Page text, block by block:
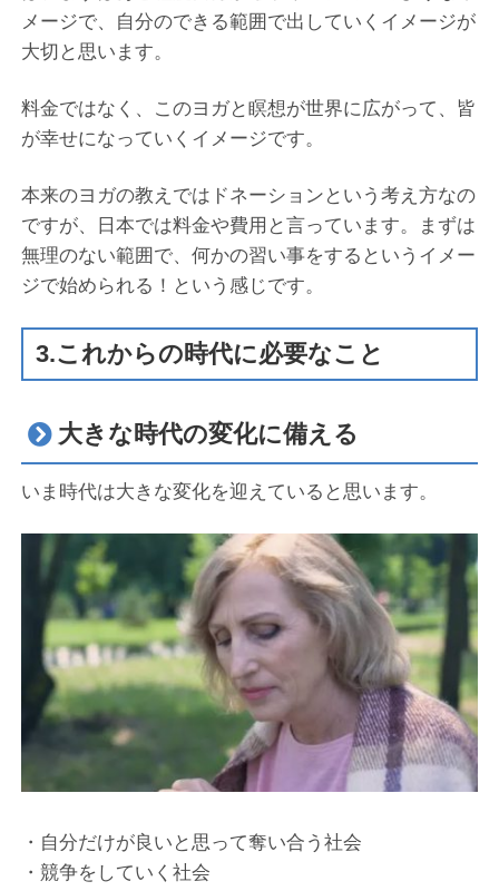
メージで、自分のできる範囲で出していくイメージが
大切と思います。
料金ではなく、このヨガと瞑想が世界に広がって、皆
が幸せになっていくイメージです。
本来のヨガの教えではドネーションという考え方なの
ですが、日本では料金や費用と言っています。まずは
無理のない範囲で、何かの習い事をするというイメー
ジで始められる！という感じです。
3.これからの時代に必要なこと
大きな時代の変化に備える
いま時代は大きな変化を迎えていると思います。
・自分だけが良いと思って奪い合う社会
・競争をしていく社会